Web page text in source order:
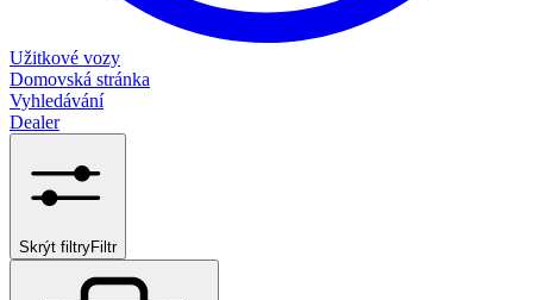
Užitkové vozy
Domovská stránka
Vyhledávání
Dealer
Skrýt filtryFiltr